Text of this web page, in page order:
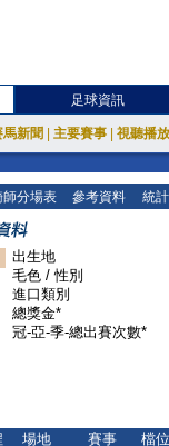
足球資訊
馬新聞 主要賽事 視聽播
師分場表 參考資料 統
出生地
毛色 / 性別
進口類別
總獎金*
冠-亞-季-總出賽次數*
場地
賽事
檔位